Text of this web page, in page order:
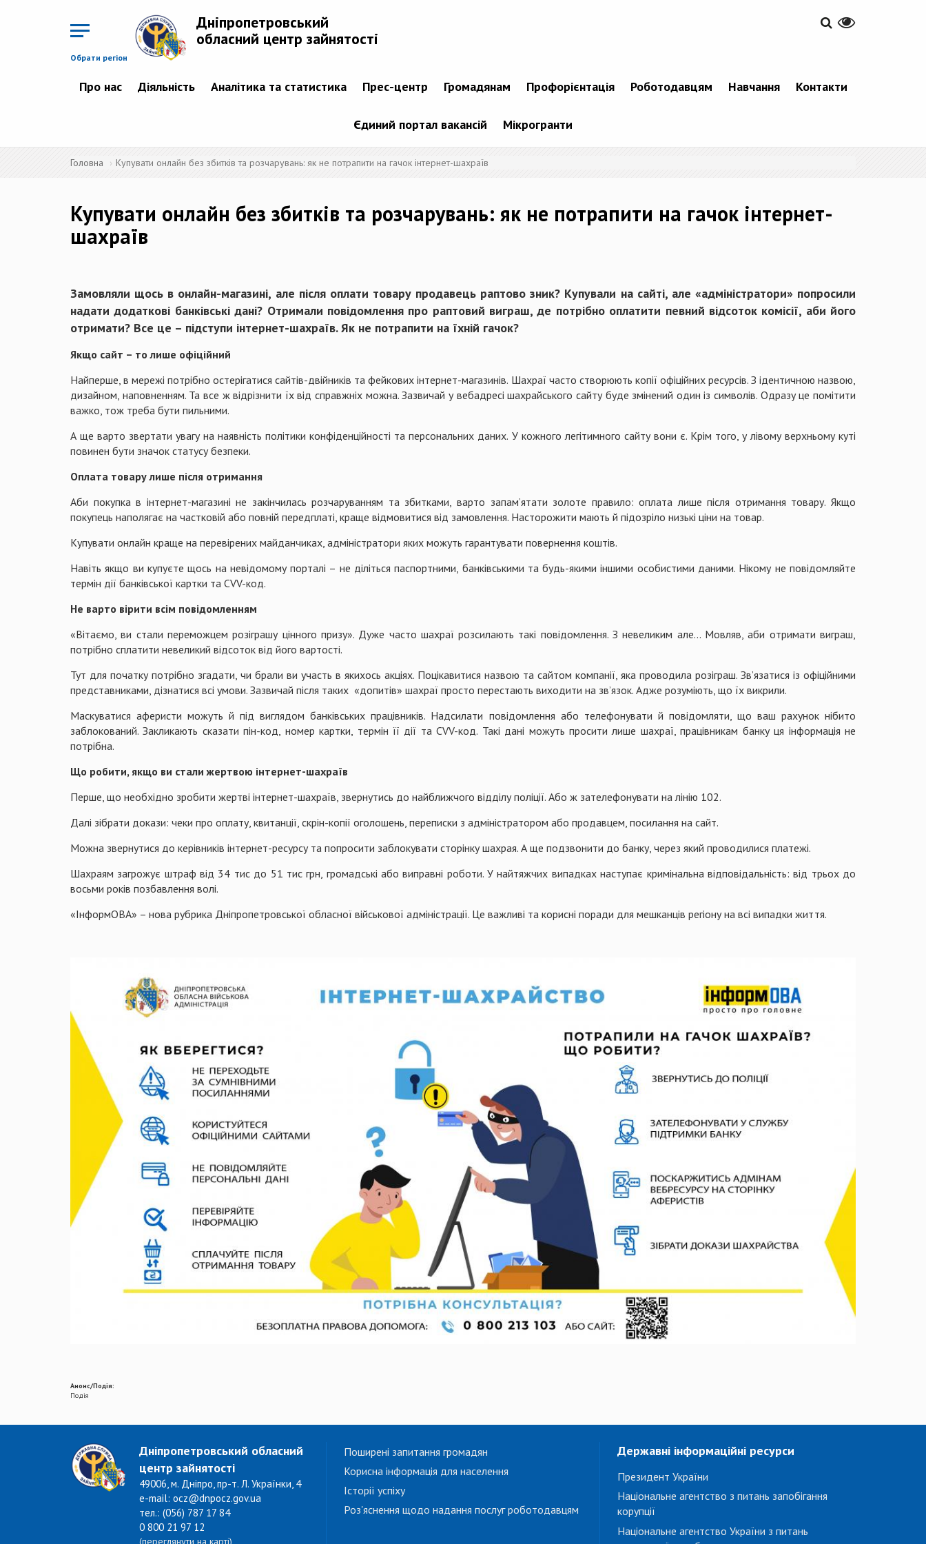
Обрати регіон
Дніпропетровський
обласний центр зайнятості
Про нас Діяльність Аналітика та статистика Прес-центр Громадянам Профорієнтація Роботодавцям Навчання Контакти
Єдиний портал вакансій Мікрогранти
Головна Купувати онлайн без збитків та розчарувань: як не потрапити на гачок інтернет-шахраїв
Купувати онлайн без збитків та розчарувань: як не потрапити на гачок інтернет-
шахраїв
Замовляли щось в онлайн-магазині, але після оплати товару продавець раптово зник? Купували на сайті, але «адміністратори» попросили
надати додаткові банківські дані? Отримали повідомлення про раптовий виграш, де потрібно оплатити певний відсоток комісії, аби його
отримати? Все це – підступи інтернет-шахраїв. Як не потрапити на їхній гачок?
Якщо сайт – то лише офіційний
Найперше, в мережі потрібно остерігатися сайтів-двійників та фейкових інтернет-магазинів. Шахраї часто створюють копії офіційних ресурсів. З ідентичною назвою,
дизайном, наповненням. Та все ж відрізнити їх від справжніх можна. Зазвичай у вебадресі шахрайського сайту буде змінений один із символів. Одразу це помітити
важко, тож треба бути пильними.
А ще варто звертати увагу на наявність політики конфіденційності та персональних даних. У кожного легітимного сайту вони є. Крім того, у лівому верхньому куті
повинен бути значок статусу безпеки.
Оплата товару лише після отримання
Аби покупка в інтернет-магазині не закінчилась розчаруванням та збитками, варто запам’ятати золоте правило: оплата лише після отримання товару. Якщо
покупець наполягає на частковій або повній передплаті, краще відмовитися від замовлення. Насторожити мають й підозріло низькі ціни на товар.
Купувати онлайн краще на перевірених майданчиках, адміністратори яких можуть гарантувати повернення коштів.
Навіть якщо ви купуєте щось на невідомому порталі – не діліться паспортними, банківськими та будь-якими іншими особистими даними. Нікому не повідомляйте
термін дії банківської картки та CVV-код.
Не варто вірити всім повідомленням
«Вітаємо, ви стали переможцем розіграшу цінного призу». Дуже часто шахраї розсилають такі повідомлення. З невеликим але… Мовляв, аби отримати виграш,
потрібно сплатити невеликий відсоток від його вартості.
Тут для початку потрібно згадати, чи брали ви участь в якихось акціях. Поцікавитися назвою та сайтом компанії, яка проводила розіграш. Зв’язатися із офіційними
представниками, дізнатися всі умови. Зазвичай після таких «допитів» шахраї просто перестають виходити на зв’язок. Адже розуміють, що їх викрили.
Маскуватися аферисти можуть й під виглядом банківських працівників. Надсилати повідомлення або телефонувати й повідомляти, що ваш рахунок нібито
заблокований. Закликають сказати пін-код, номер картки, термін її дії та CVV-код. Такі дані можуть просити лише шахраї, працівникам банку ця інформація не
потрібна.
Що робити, якщо ви стали жертвою інтернет-шахраїв
Перше, що необхідно зробити жертві інтернет-шахраїв, звернутись до найближчого відділу поліції. Або ж зателефонувати на лінію 102.
Далі зібрати докази: чеки про оплату, квитанції, скрін-копії оголошень, переписки з адміністратором або продавцем, посилання на сайт.
Можна звернутися до керівників інтернет-ресурсу та попросити заблокувати сторінку шахрая. А ще подзвонити до банку, через який проводилися платежі.
Шахраям загрожує штраф від 34 тис до 51 тис грн, громадські або виправні роботи. У найтяжчих випадках наступає кримінальна відповідальність: від трьох до
восьми років позбавлення волі.
«ІнформОВА» – нова рубрика Дніпропетровської обласної військової адміністрації. Це важливі та корисні поради для мешканців регіону на всі випадки життя.
Анонс/Подія:
Подія
Дніпропетровський обласний
центр зайнятості
49006, м. Дніпро, пр-т. Л. Українки, 4
e-mail: ocz@dnpocz.gov.ua
тел.: (056) 787 17 84
0 800 21 97 12
(переглянути на карті)
Поширені запитання громадян
Корисна інформація для населення
Історії успіху
Роз'яснення щодо надання послуг роботодавцям
Державні інформаційні ресурси
Президент України
Національне агентство з питань запобігання
корупції
Національне агентство України з питань